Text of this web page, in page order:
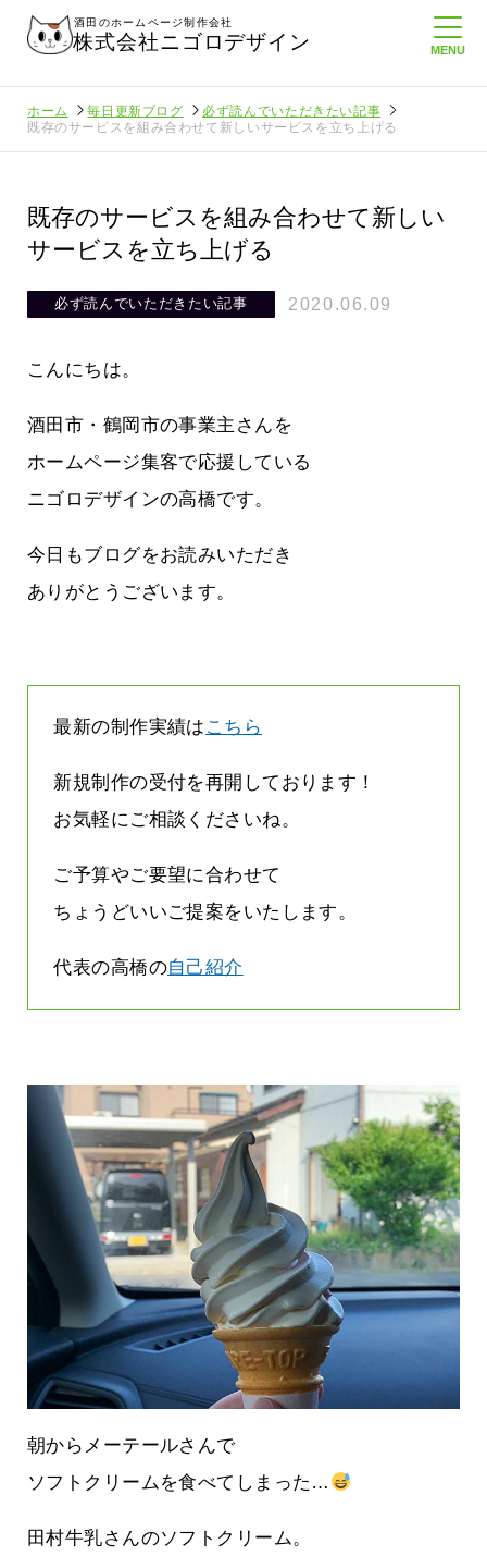
酒田のホームページ制作会社
株式会社ニゴロデザイン
ホーム 毎日更新ブログ
必ず読んでいただきたい記事
既存のサービスを組み合わせて新しいサービスを立ち上げる
既存のサービスを組み合わせて新しい
サービスを立ち上げる
必ず読んでいただきたい記事 2020.06.09
こんにちは。
酒田市・鶴岡市の事業主さんを
ホームページ集客で応援している
ニゴロデザインの高橋です。
今日もブログをお読みいただき
ありがとうございます。
最新の制作実績は こちら
新規制作の受付を再開しております！
お気軽にご相談くださいね。
ご予算やご要望に合わせて
ちょうどいいご提案をいたします。
代表の高橋の自己紹介
朝からメーテールさんで
ソフトクリームを食べてしまった…
田村牛乳さんのソフトクリーム。
より利
って
酒田商工会議所さんへニゴロ通信を持
って行くときって8～9割方雨なんです
よね